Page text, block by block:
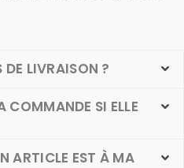
DE LIVRAISON ?
COMMANDE SI ELLE
ARTICLE EST À MA